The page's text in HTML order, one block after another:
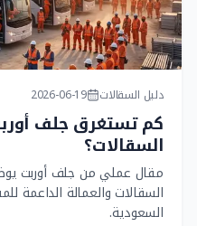
دليل السقالات 2026-06-19
كم تستغرق جلف
السقالات؟
مقال عملي من جلف أوربت
السقالات والعمالة الداعمة
السعودية.